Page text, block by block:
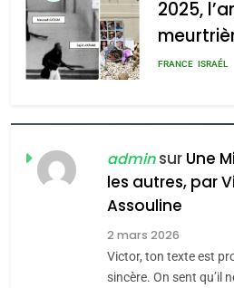
admin 0
2025,
rapport
FRANCE ISRAÉL
FIÈRE,
MA
Zrihen-
ISRAÉL
CE QUI
adminsur Une
les autres, par
Assouline
2 mars 2026
Victor, ton texte est
sincère. On sent qu’il